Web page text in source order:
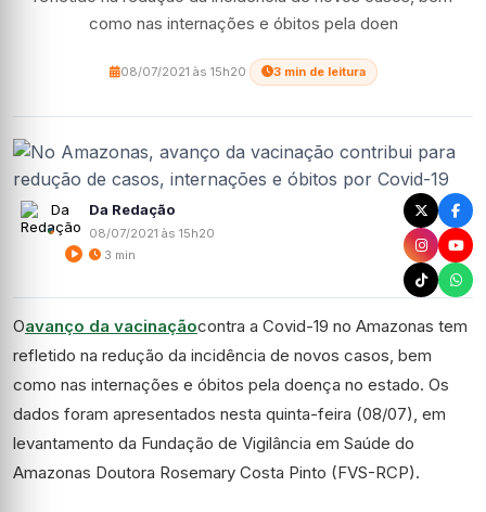
como nas internações e óbitos pela doen
08/07/2021 às 15h20 3 min de leitura
Da Redação
08/07/2021 às 15h20
3 min
Oavanço da vacinaçãocontra a Covid-19 no Amazonas tem
refletido na redução da incidência de novos casos, bem
como nas internações e óbitos pela doença no estado. Os
dados foram apresentados nesta quinta-feira (08/07), em
levantamento da Fundação de Vigilância em Saúde do
Amazonas Doutora Rosemary Costa Pinto (FVS-RCP).